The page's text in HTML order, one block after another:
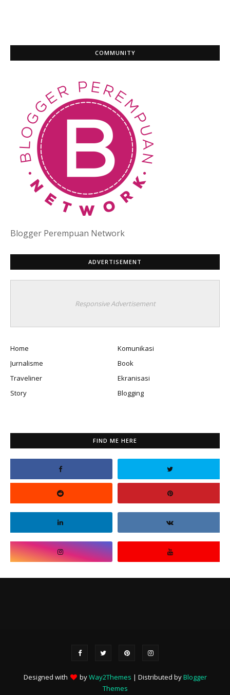
COMMUNITY
Blogger Perempuan Network
ADVERTISEMENT
Responsive Advertisement
Home
Komunikasi
Jurnalisme
Book
Traveliner
Ekranisasi
Story
Blogging
FIND ME HERE
Designed with byWay2Themes | Distributed byBlogger
Themes